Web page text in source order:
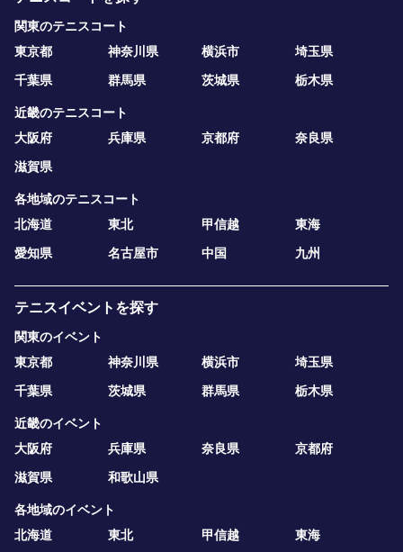
関東のテニスコート
東京都
神奈川県 横浜市
埼玉県
千葉県
群馬県 茨城県 栃木県
近畿のテニスコート
大阪府
兵庫県 京都府
奈良県
滋賀県
各地域のテニスコート
北海道
東北 甲信越
東海
愛知県
名古屋市 中国 九州
テニスイベントを探す
関東のイベント
東京都
神奈川県 横浜市
埼玉県
千葉県
茨城県 群馬県 栃木県
近畿のイベント
大阪府
兵庫県 奈良県
京都府
滋賀県
和歌山県
各地域のイベント
北海道
東北 甲信越 東海